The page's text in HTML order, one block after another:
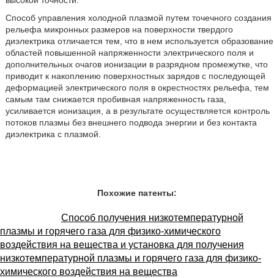
Способ управления холодной плазмой путем точечного создания
рельефа микронных размеров на поверхности твердого
диэлектрика отличается тем, что в нем используется образование
областей повышенной напряженности электрического поля и
дополнительных очагов ионизации в разрядном промежутке, что
приводит к накоплению поверхностных зарядов с последующей
деформацией электрического поля в окрестностях рельефа, тем
самым там снижается пробивная напряженность газа,
усиливается ионизация, а в результате осуществляется контроль
потоков плазмы без внешнего подвода энергии и без контакта
диэлектрика с плазмой.
Похожие патенты:
Способ получения низкотемпературной
плазмы и горячего газа для физико-химического
воздействия на вещества и установка для получения
низкотемпературной плазмы и горячего газа для физико-
химического воздействия на вещества